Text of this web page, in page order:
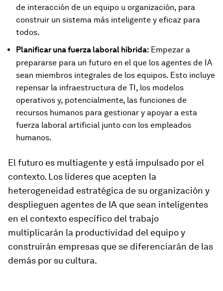
de interacción de un equipo u organización, para
construir un sistema más inteligente y eficaz para
todos.
Planificar una fuerza laboral híbrida: Empezar a
prepararse para un futuro en el que los agentes de IA
sean miembros integrales de los equipos. Esto incluye
repensar la infraestructura de TI, los modelos
operativos y, potencialmente, las funciones de
recursos humanos para gestionar y apoyar a esta
fuerza laboral artificial junto con los empleados
humanos.
El futuro es multiagente y está impulsado por el
contexto. Los líderes que acepten la
heterogeneidad estratégica de su organización y
desplieguen agentes de IA que sean inteligentes
en el contexto específico del trabajo
multiplicarán la productividad del equipo y
construirán empresas que se diferenciarán de las
demás por su cultura.